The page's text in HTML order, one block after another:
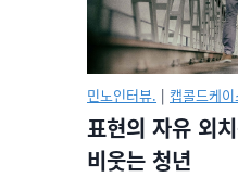
민노인터뷰. | 캡콜드케
표현의 자유 외
비웃는 청년